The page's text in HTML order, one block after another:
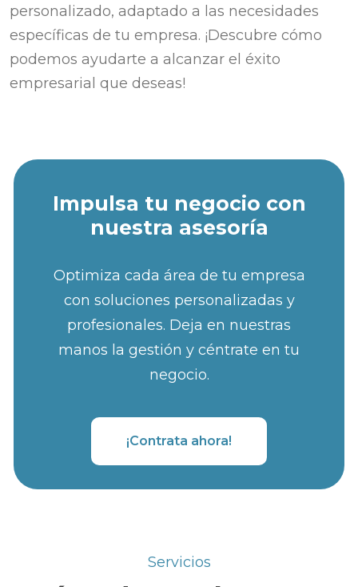
personalizado, adaptado a las necesidades
específicas de tu empresa. ¡Descubre cómo
podemos ayudarte a alcanzar el éxito
empresarial que deseas!
Impulsa tu negocio con
nuestra asesoría
Optimiza cada área de tu empresa
con soluciones personalizadas y
profesionales. Deja en nuestras
manos la gestión y céntrate en tu
negocio.
¡Contrata ahora!
Servicios